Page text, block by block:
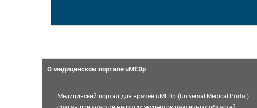
О медицинском портале uMEDp
Медицинский портал для врачей uMEDp (Universal Medical Portal)